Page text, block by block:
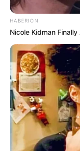
HABERION
Nicole Kidman